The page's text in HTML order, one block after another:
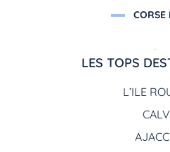
CORSE
LES TOPS
L’ILE